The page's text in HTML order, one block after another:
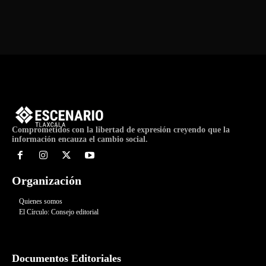
Comprometidos con la libertad de expresión creyendo que la
información encauza el cambio social.
Organización
Quienes somos
El Círculo: Consejo editorial
Documentos Editoriales